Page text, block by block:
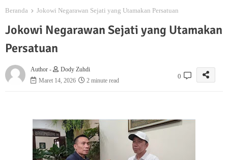
Beranda Jokowi Negarawan Sejati yang Utamakan Persatuan
Jokowi Negarawan Sejati yang Utamakan
Persatuan
Author -
Dody Zuhdi
Maret 14, 2026
2 minute read
0